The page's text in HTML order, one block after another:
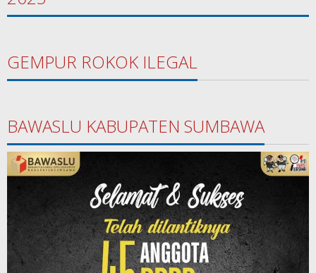
GEMPUR ROKOK ILEGAL
BAWASLU KABUPATEN SUMBAWA